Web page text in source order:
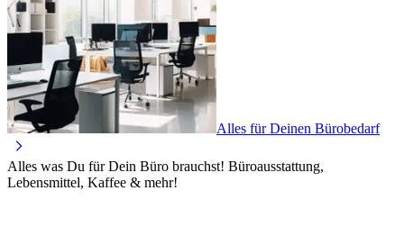
Alles für Deinen Bürobedarf
Alles was Du für Dein Büro brauchst! Büroausstattung,
Lebensmittel, Kaffee & mehr!